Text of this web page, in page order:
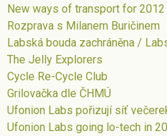
New ways of transport for 2012
Rozprava s Milanem Buričinem
Labská bouda zachráněna /
The Jelly Explorers
Cycle Re-Cycle Club
Grilovačka dle ČHMÚ
Ufonion Labs pořizují síť
Ufonion Labs going lo-tech in